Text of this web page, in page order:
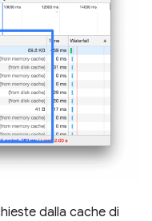
dalla cache di